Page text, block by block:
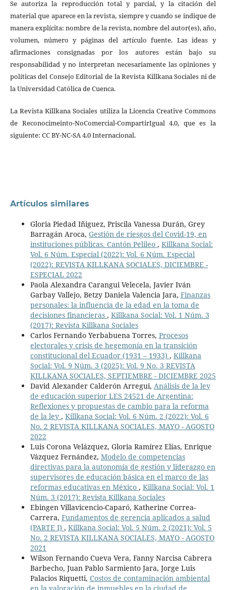
Se autoriza la reproducción total y parcial, y la citación del
material que aparece en la revista, siempre y cuando se indique de
manera explícita: nombre de la revista, nombre del autor(es), año,
volumen, número y páginas del artículo fuente. Las ideas y
afirmaciones consignadas por los autores están bajo su
responsabilidad y no interpretan necesariamente las opiniones y
políticas del Consejo Editorial de la Revista Killkana Sociales ni de
la Universidad Católica de Cuenca.
La Revista Killkana Sociales utiliza la Licencia Creative Commons
de Reconocimeinto-NoComercial-CompartirIgual 4.0, que es la
siguiente: CC BY-NC-SA 4.0 Internacional.
Artículos similares
Gloria Piedad Iñiguez, Priscila Vanessa Durán, Grey
Barragán Aroca, Gestión de riesgos del Covid-19, en
instituciones públicas. Cantón Pelileo , Killkana Social:
Vol. 6 Núm. Especial (2022): Vol. 6 Núm. Especial
(2022): REVISTA KILLKANA SOCIALES, DICIEMBRE -
ESPECIAL 2022
Paola Alexandra Carangui Velecela, Javier Iván
Garbay Vallejo, Betzy Daniela Valencia Jara, Finanzas
personales: la influencia de la edad en la toma de
decisiones financieras , Killkana Social: Vol. 1 Núm. 3
(2017): Revista Killkana Sociales
Carlos Fernando Yerbabuena Torres, Procesos
electorales y crisis de hegemonía en la transición
constitucional del Ecuador (1931 – 1933) , Killkana
Social: Vol. 9 Núm. 3 (2025): Vol. 9 No. 3 REVISTA
KILLKANA SOCIALES, SEPTIEMBRE - DICIEMBRE 2025
David Alexander Calderón Arregui, Análisis de la ley
de educación superior LES 24521 de Argentina:
Reflexiones y propuestas de cambio para la reforma
de la ley , Killkana Social: Vol. 6 Núm. 2 (2022): Vol. 6
No. 2 REVISTA KILLKANA SOCIALES, MAYO - AGOSTO
2022
Luis Corona Velázquez, Gloria Ramírez Elías, Enrique
Vázquez Fernández, Modelo de competencias
directivas para la autonomía de gestión y liderazgo en
supervisores de educación básica en el marco de las
reformas educativas en México , Killkana Social: Vol. 1
Núm. 3 (2017): Revista Killkana Sociales
Ebingen Villavicencio-Caparó, Katherine Correa-
Carrera, Fundamentos de gerencia aplicados a salud
(PARTE I) , Killkana Social: Vol. 5 Núm. 2 (2021): Vol. 5
No. 2 REVISTA KILLKANA SOCIALES, MAYO - AGOSTO
2021
Wilson Fernando Cueva Vera, Fanny Narcisa Cabrera
Barbecho, Juan Pablo Sarmiento Jara, Jorge Luis
Palacios Riquetti, Costos de contaminación ambiental